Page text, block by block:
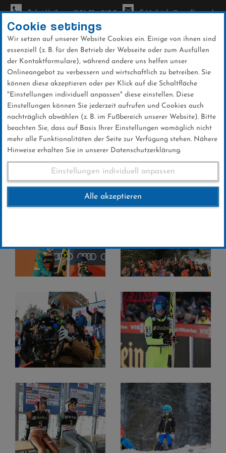
Direkt
zum
Inhalt
Ticket-Hotline: +49 56 32 - 960-0 E-Mail: info@sc-willingen.de
Galerien
Weltcup Sa.03.02.2018
Cookie settings
Wir setzen auf unserer Website Cookies ein. Einige von ihnen sind
essenziell (z. B. für den Betrieb der Webseite oder zum Ausfüllen
der Kontaktformulare), während andere uns helfen unser
Onlineangebot zu verbessern und wirtschaftlich zu betreiben. Sie
können diese akzeptieren oder per Klick auf die Schaltfläche
"Einstellungen individuell anpassen" diese einstellen. Diese
Einstellungen können Sie jederzeit aufrufen und Cookies auch
nachträglich abwählen (z. B. im Fußbereich unserer Website). Bitte
beachten Sie, dass auf Basis Ihrer Einstellungen womöglich nicht
mehr alle Funktionalitäten der Seite zur Verfügung stehen. Nähere
Hinweise erhalten Sie in unserer Datenschutzerklärung.
Einstellungen individuell anpassen
Alle akzeptieren